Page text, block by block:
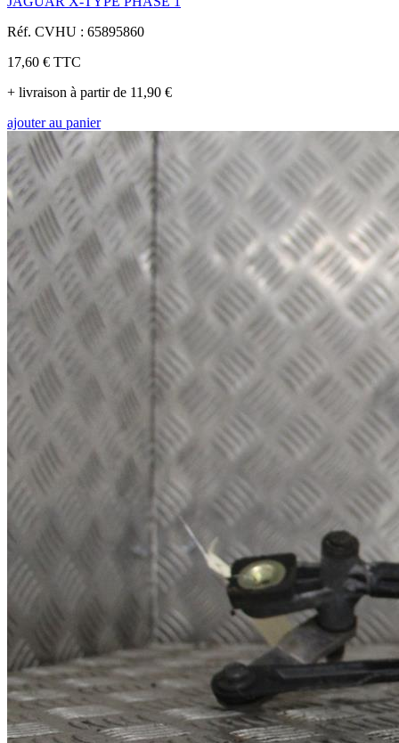
Réf. CVHU : 65895860
17,60 € TTC
+ livraison à partir de 11,90 €
ajouter au panier